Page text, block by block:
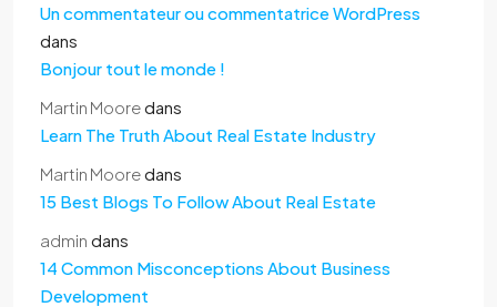
Un commentateur ou commentatrice WordPress
dans
Bonjour tout le monde !
Martin Mooredans
Learn The Truth About Real Estate Industry
Martin Mooredans
15 Best Blogs To Follow About Real Estate
admin dans
14 Common Misconceptions About Business
Development